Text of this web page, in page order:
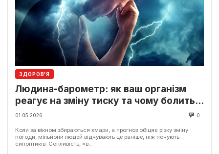
ЗДОРОВ'Я
Людина-барометр: як ваш організм
реагує на зміну тиску та чому болить
голова
01.05.2026 0
Коли за вікном збираються хмари, а прогноз обіцяє різку зміну
погоди, мільйони людей відчувають це раніше, ніж почують
синоптиків. Сонливість, «в...